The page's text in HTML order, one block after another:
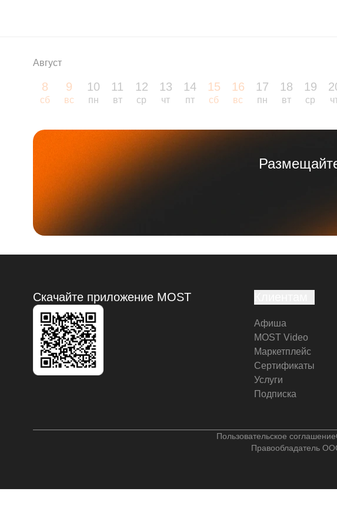
Август
8
сб
9
вс
10
пн
11
вт
12
ср
13
чт
14
пт
15
сб
16
вс
17
пн
18
вт
19
ср
Скачайте приложение MOST
Афиша
MOST Video
Маркетплейс
Сертификаты
Услуги
Подписка
Пользовательское соглашение
Правообладатель